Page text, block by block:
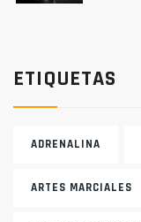
ETIQUETAS
ADRENALINA
ARTES MARCIALES